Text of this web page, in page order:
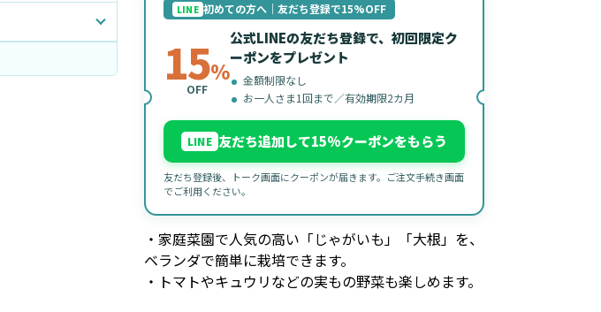
LINE 初めての方へ｜友だち登録で15%OFF
15%
OFF
公式LINEの友だち登録で、初回限定ク
ーポンをプレゼント
金額制限なし
お一人さま1回まで／有効期限2カ月
LINE 友だち追加して15%クーポンをもらう
友だち登録後、トーク画面にクーポンが届きます。ご注文手続き画面
でご利用ください。
・家庭菜園で人気の高い「じゃがいも」「大根」を、
ベランダで簡単に栽培できます。
・トマトやキュウリなどの実もの野菜も楽しめます。